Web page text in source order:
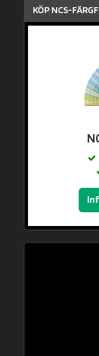
KÖP NCS-